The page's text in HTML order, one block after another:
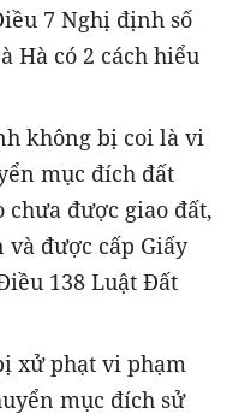
7 Nghị định số
Hà có 2 cách hiểu
không bị coi là vi
mục đích đất
chưa được giao đất,
và được cấp Giấy
138 Luật Đất
xử phạt vi phạm
mục đích sử